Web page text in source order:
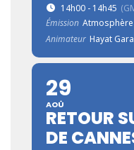
14h00 - 14h45
Émission Atmosphère
Animateur Hayat
29
AOÛ
RETOUR
DE